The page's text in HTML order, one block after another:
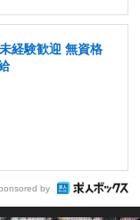
経験歓迎 無資格
by